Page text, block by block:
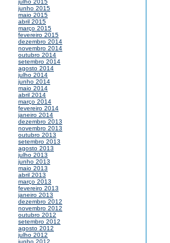
julho 2015
junho 2015
maio 2015
abril 2015
março 2015
fevereiro 2015
dezembro 2014
novembro 2014
outubro 2014
setembro 2014
agosto 2014
julho 2014
junho 2014
maio 2014
abril 2014
março 2014
fevereiro 2014
janeiro 2014
dezembro 2013
novembro 2013
outubro 2013
setembro 2013
agosto 2013
julho 2013
junho 2013
maio 2013
abril 2013
março 2013
fevereiro 2013
janeiro 2013
dezembro 2012
novembro 2012
outubro 2012
setembro 2012
agosto 2012
julho 2012